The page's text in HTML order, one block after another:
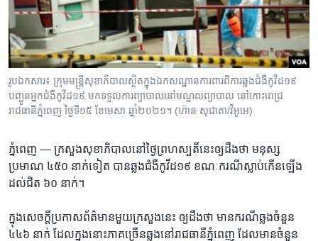
រចនា
សម្ព័ន្ធ​
រំលង​
និង​
ទៅ​
កាន់​
ស្វែង​
Khmer English
បណ្តាញ​សង្គម
រូបឯកសារ៖ ក្រុមមន្ត្រីសុខាភិបាលស្ថិតក្នុងឯកសណ្ឋានការពារពីការឆ្លងជំងឺកូវីដ១៩
បញ្ជូនអ្នកជំងឺកូវីដ១៩ មកទទួលការព្យាបាលនៅមណ្ឌលព្យាបាល នៅកោះពេជ្រ
រាជធានីភ្នំពេញ ថ្ងៃទី១៥ ខែមេសា ឆ្នាំ២០២១។ (ហ៊ាន សុជាតា/វីអូអេ)
ភ្នំពេញ — ក្រសួង​សុខាភិបាល​នៅ​ថ្ងៃ​ព្រហស្បតិ៍​នេះ​ឲ្យ​ដឹង​ថា ​មនុស្ស​
ប្រមាណ ​៤៥០ ​នាក់​ទៀត​ បាន​ឆ្លង​ជំងឺ​កូវីដ​១៩ ខណៈ​ករណី​ស្លាប់​កើន​ឡើង​
ដល់​ជិត ​៦០ ​នាក់។
ក្នុង​សេចក្តី​ប្រកាស​ព័ត៌មាន​មួយ​ក្រសួង​នេះ ​ឲ្យ​ដឹង​ថា​ មាន​ករណី​ឆ្លង​ចំនួន​
៤៤៦ ​នាក់ ដែល​ក្នុង​នោះ​ភាគ​ច្រើន​ឆ្លង​នៅ​រាជធានី​ភ្នំពេញ ដែល​មាន​ចំនួន ​